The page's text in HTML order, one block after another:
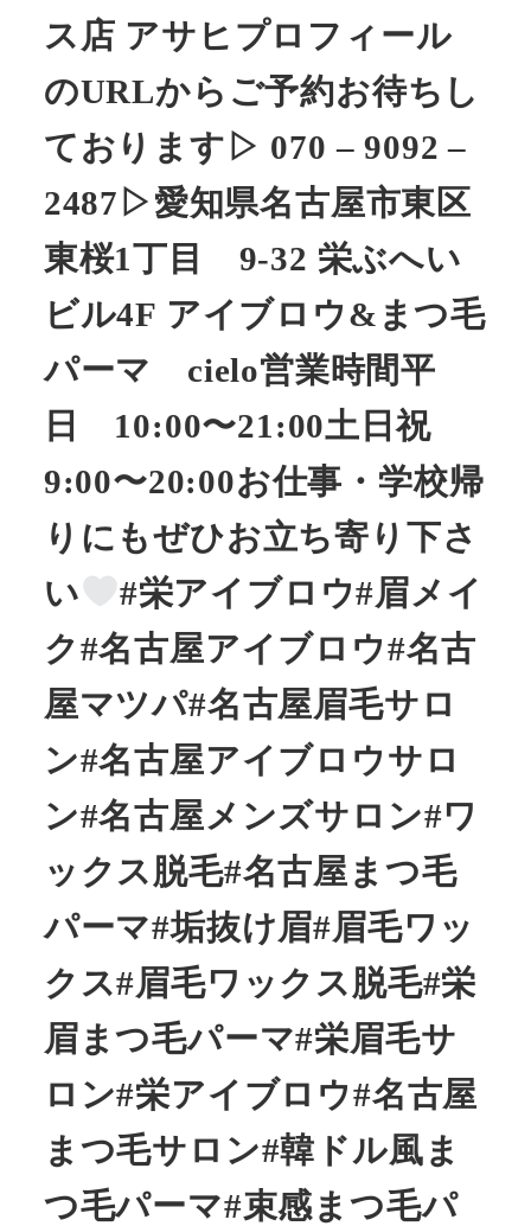
ス店 アサヒプロフィール
のURLからご予約お待ちし
ております▷ 070 – 9092 –
2487▷愛知県名古屋市東区
東桜1丁目 9-32 栄ぶへい
ビル4F アイブロウ&まつ毛
パーマ cielo営業時間平
日 10:00〜21:00土日祝
9:00〜20:00お仕事・学校帰
りにもぜひお立ち寄り下さ
い
#栄アイブロウ#眉メイ
ク#名古屋アイブロウ#名古
屋マツパ#名古屋眉毛サロ
ン#名古屋アイブロウサロ
ン#名古屋メンズサロン#ワ
ックス脱毛#名古屋まつ毛
パーマ#垢抜け眉#眉毛ワッ
クス#眉毛ワックス脱毛#栄
眉まつ毛パーマ#栄眉毛サ
ロン#栄アイブロウ#名古屋
まつ毛サロン#韓ドル風ま
つ毛パーマ#束感まつ毛パ